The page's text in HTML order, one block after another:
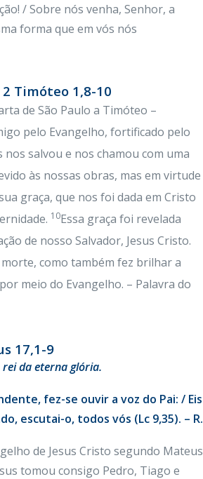
/ Sobre nós venha, Senhor, a
forma que em vós nós
Timóteo 1,8-10
de São Paulo a Timóteo –
pelo Evangelho, fortificado pelo
nos salvou e nos chamou com uma
às nossas obras, mas em virtude
graça, que nos foi dada em Cristo
10Essa graça foi revelada
de nosso Salvador, Jesus Cristo.
como também fez brilhar a
meio do Evangelho. – Palavra do
17,1-9
da eterna glória.
fez-se ouvir a voz do Pai: / Eis
escutai-o, todos vós (Lc 9,35). – R.
de Jesus Cristo segundo Mateus
tomou consigo Pedro, Tiago e